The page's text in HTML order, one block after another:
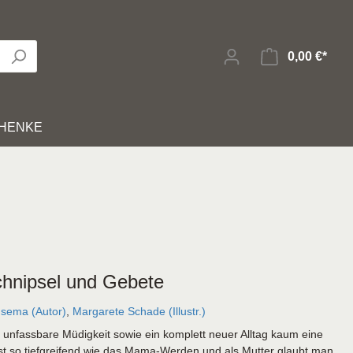
0,00 €*
Geistliches Leben
Sonstiges
und Gebete
(Autor)
Margarete Schade (Illustr.)
Müdigkeit sowie ein komplett neuer Alltag kaum eine